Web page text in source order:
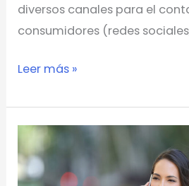
diversos canales para el
consumidores (redes
Leer más »
La
Cuarta
Revolución